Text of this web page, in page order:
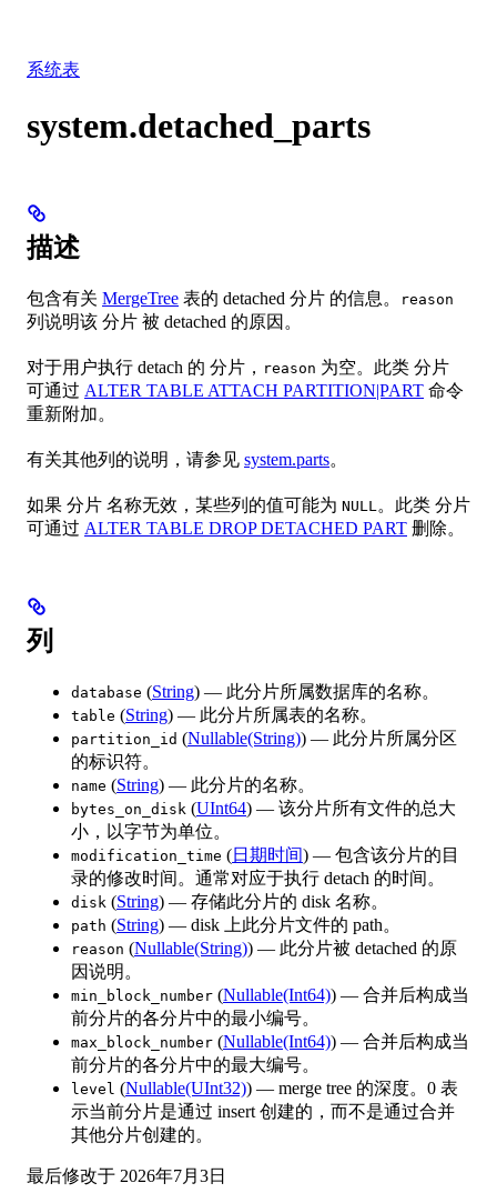
系统表
system.detached_parts
描述
包含有关 MergeTree 表的 detached 分片 的信息。 reason
列说明该 分片 被 detached 的原因。
对于用户执行 detach 的 分片， reason 为空。此类 分片
可通过 ALTER TABLE ATTACH PARTITION|PART 命令
重新附加。
有关其他列的说明，请参见 system.parts。
如果 分片 名称无效，某些列的值可能为 NULL。此类 分片
可通过 ALTER TABLE DROP DETACHED PART 删除。
列
database (String) — 此分片所属数据库的名称。
table (String) — 此分片所属表的名称。
partition_id (Nullable(String)) — 此分片所属分区
的标识符。
name (String) — 此分片的名称。
bytes_on_disk (UInt64) — 该分片所有文件的总大
小，以字节为单位。
modification_time (日期时间) — 包含该分片的目
录的修改时间。通常对应于执行 detach 的时间。
disk (String) — 存储此分片的 disk 名称。
path (String) — disk 上此分片文件的 path。
reason (Nullable(String)) — 此分片被 detached 的原
因说明。
min_block_number (Nullable(Int64)) — 合并后构成当
前分片的各分片中的最小编号。
max_block_number (Nullable(Int64)) — 合并后构成当
前分片的各分片中的最大编号。
level (Nullable(UInt32)) — merge tree 的深度。0 表
示当前分片是通过 insert 创建的，而不是通过合并
其他分片创建的。
最后修改于 2026年7月3日